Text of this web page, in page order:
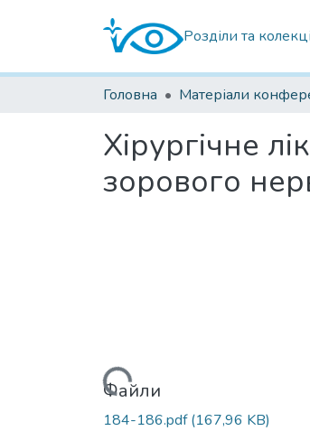
Розділи та
Головна Матеріали
Хірургічне
зорового
Вантажиться...
Файли
184-186.pdf(167,96 KB)